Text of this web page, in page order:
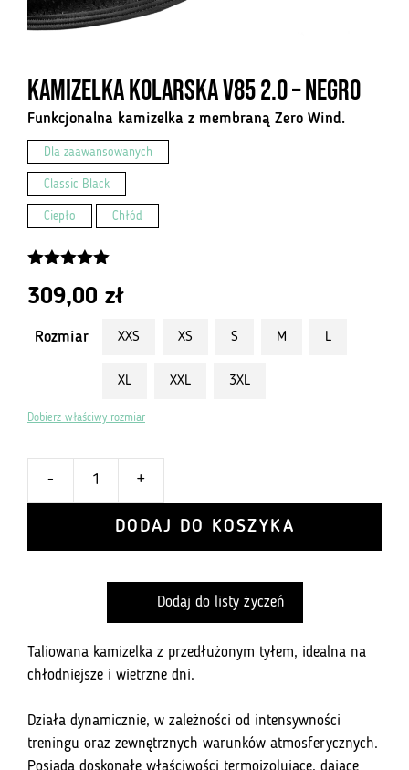
Kamizelka kolarska V85 2.0 – Negro
Funkcjonalna kamizelka z membraną Zero Wind.
Dla zaawansowanych
Classic Black
Ciepło Chłód
309,00 zł
Rozmiar XXS XS S M L
XL XXL 3XL
Dobierz właściwy rozmiar
-
kolarska
2.0
-
Negro
+
DODAJ DO KOSZYKA
Dodaj do listy życzeń
Taliowana kamizelka z przedłużonym tyłem, idealna na
chłodniejsze i wietrzne dni.
Działa dynamicznie, w zależności od intensywności
treningu oraz zewnętrznych warunków atmosferycznych.
Posiada doskonałe właściwości termoizolujące, dające